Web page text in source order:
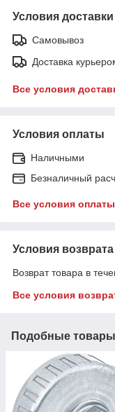
Условия доставки
Самовывоз
Доставка
Все условия
Условия оплаты
Наличными
Безналичный
Все условия оплаты
Условия возврата
Возврат товара в
Все условия
Подобные